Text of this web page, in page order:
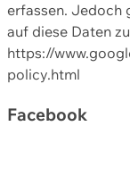
erfassen. Jedoch
auf diese Daten
https://
policy.html
Facebook